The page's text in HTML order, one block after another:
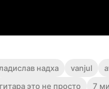
надха vanjul
гитара это не просто 7